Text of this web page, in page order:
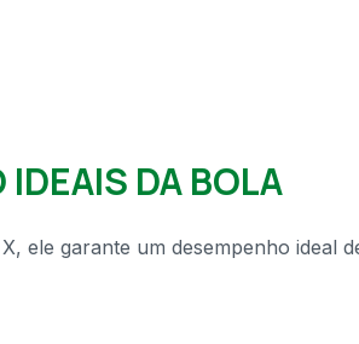
IDEAIS DA BOLA
ele garante um desempenho